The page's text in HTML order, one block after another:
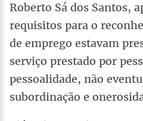
Roberto Sá dos Santos,
requisitos para o
de emprego estavam
serviço prestado por
pessoalidade, não
subordinação e